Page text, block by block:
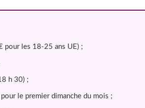
pour les 18-25 ans UE) ;
h 30) ;
le premier dimanche du mois ;